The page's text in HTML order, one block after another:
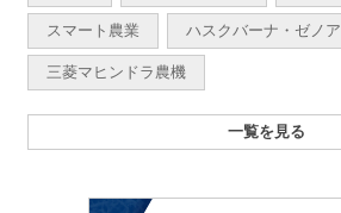
スマート農業 ハスクバーナ・ゼノア
三菱マヒンドラ農機
一覧を見る